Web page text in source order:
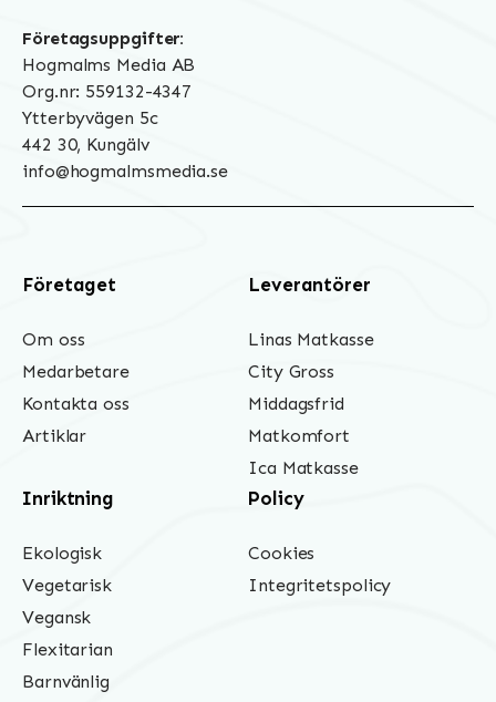
Företagsuppgifter:
Hogmalms Media AB
Org.nr: 559132-4347
Ytterbyvägen 5c
442 30, Kungälv
info@hogmalmsmedia.se
Företaget
Om oss
Medarbetare
Kontakta oss
Artiklar
Leverantörer
Linas Matkasse
City Gross
Middagsfrid
Matkomfort
Ica Matkasse
Inriktning
Ekologisk
Vegetarisk
Vegansk
Flexitarian
Barnvänlig
Policy
Cookies
Integritetspolicy